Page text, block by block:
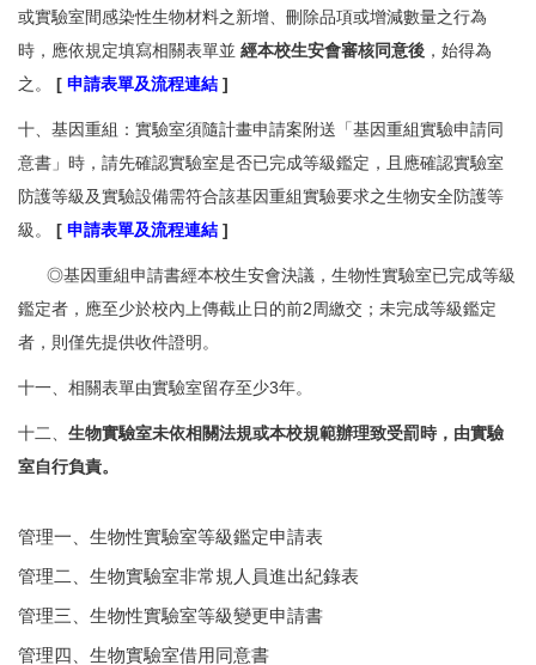
或實驗室間感染性生物材料之新增、刪除品項或增減數量之行為
時，應依規定填寫相關表單並 經本校生安會審核同意後 ，始得為
之。 [ 申請表單及流程連結 ]
十、基因重組：實驗室須隨計畫申請案附送「基因重組實驗申請同
意書」時，請先確認實驗室是否已完成等級鑑定，且應確認實驗室
防護等級及實驗設備需符合該基因重組實驗要求之生物安全防護等
級。 [ 申請表單及流程連結 ]
◎基因重組申請書經本校生安會決議，生物性實驗室已完成等級
鑑定者，應至少於校內上傳截止日的前2周繳交；未完成等級鑑定
者，則僅先提供收件證明。
十一、相關表單由實驗室留存至少3年。
十二、 生物實驗室未依相關法規或本校規範辦理致受罰時，由實驗
室自行負責。
管理一、生物性實驗室等級鑑定申請表
管理二、生物實驗室非常規人員進出紀錄表
管理三、生物性實驗室等級變更申請書
管理四、生物實驗室借用同意書